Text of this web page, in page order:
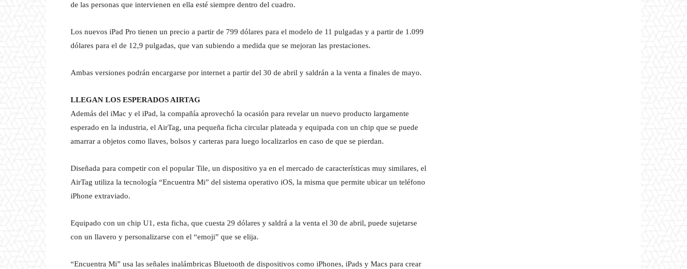
de las personas que intervienen en ella esté siempre dentro del cuadro.
Los nuevos iPad Pro tienen un precio a partir de 799 dólares para el modelo de 11 pulgadas y a partir de 1.099
dólares para el de 12,9 pulgadas, que van subiendo a medida que se mejoran las prestaciones.
Ambas versiones podrán encargarse por internet a partir del 30 de abril y saldrán a la venta a finales de mayo.
LLEGAN LOS ESPERADOS AIRTAG
Además del iMac y el iPad, la compañía aprovechó la ocasión para revelar un nuevo producto largamente
esperado en la industria, el AirTag, una pequeña ficha circular plateada y equipada con un chip que se puede
amarrar a objetos como llaves, bolsos y carteras para luego localizarlos en caso de que se pierdan.
Diseñada para competir con el popular Tile, un dispositivo ya en el mercado de características muy similares, el
AirTag utiliza la tecnología “Encuentra Mi” del sistema operativo iOS, la misma que permite ubicar un teléfono
iPhone extraviado.
Equipado con un chip U1, esta ficha, que cuesta 29 dólares y saldrá a la venta el 30 de abril, puede sujetarse
con un llavero y personalizarse con el “emoji” que se elija.
“Encuentra Mi” usa las señales inalámbricas Bluetooth de dispositivos como iPhones, iPads y Macs para crear